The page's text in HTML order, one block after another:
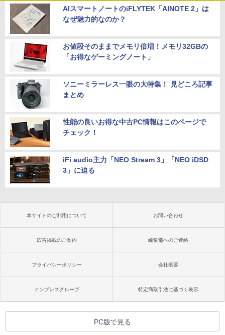
AIスマートノートのiFLYTEK「AINOTE 2」は
なぜ魅力的なのか？
お値段そのままでメモリ倍増！メモリ32GBの
「お得なゲーミングノート」
ソニーミラーレス一眼の大特集！ 見どころ記事
まとめ
性能の良いお得な中古PC情報はこのページで
チェック！
iFi audio主力「NEO Stream 3」「NEO iDSD
3」に迫る
本サイトのご利用について お問い合わせ
広告掲載のご案内 編集部へのご連絡
プライバシーポリシー 会社概要
インプレスグループ 特定商取引法に基づく表示
PC版で見る